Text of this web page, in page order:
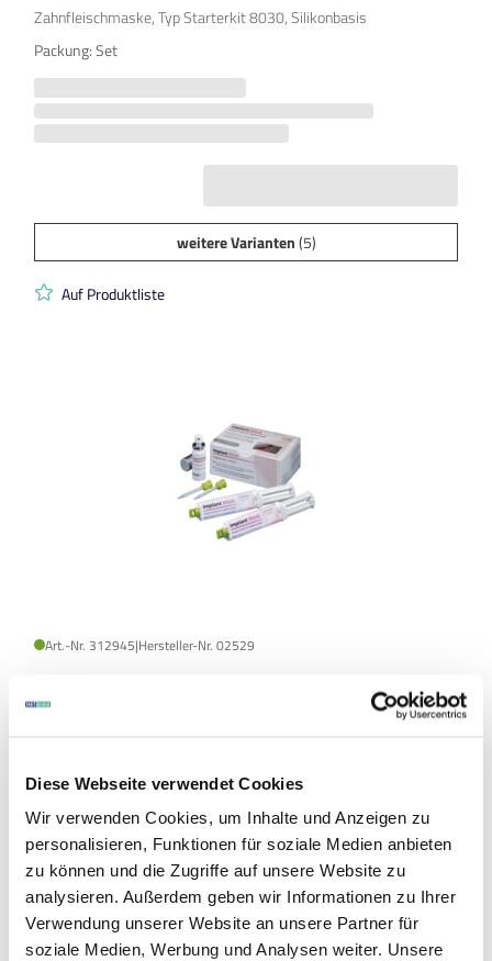
Diese Webseite verwendet Cookies
Wir verwenden Cookies, um Inhalte und Anzeigen zu
personalisieren, Funktionen für soziale Medien anbieten
zu können und die Zugriffe auf unsere Website zu
analysieren. Außerdem geben wir Informationen zu Ihrer
Verwendung unserer Website an unsere Partner für
soziale Medien, Werbung und Analysen weiter. Unsere
Zahnfleischmaske, Typ Starterkit 8030, Silikonbasis
Packung: Set
weitere Varianten(5)
Auf Produktliste
Art.-Nr. 312945|Hersteller-Nr. 02529
weitere Varianten(2)